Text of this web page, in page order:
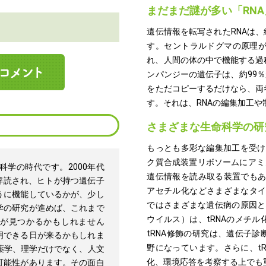
学の時代です。2000年代
読され、ヒトが持つ遺伝子
機能しているかが、少し
研究が進めば、これまで
見つかるかもしれません
きる日が来るかもしれま
学、理学だけでなく、人文
性があります。その面白
まだまだ謎が多い「
遺伝情報を転写されたRNAは
す。セントラルドグマの原理
れ、人間の体の中で機能する
ンパンジーの遺伝子は、約99
をただコピーするだけなら、
す。それは、RNAの編集加工
さまざまな生命科学の
もっとも多彩な編集加工を受
ク質合成装置リボソームにア
遺伝情報を読み取る装置でも
アセチル化などさまざまなタ
ではさまざまな遺伝病の原因
ウイルス）は、tRNAのメチル
tRNA修飾の研究は、遺伝子診
野になっています。さらに、
化、環境応答を考察する上で